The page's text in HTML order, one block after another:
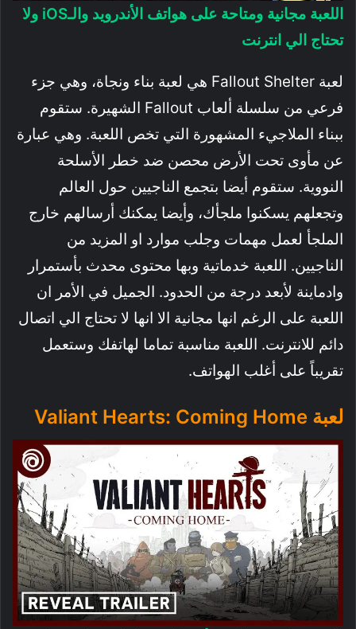
اللعبة مجانية ومتاحة على هواتف الأندرويد والـiOS ولا
تحتاج الي انترنت
لعبة Fallout Shelter هي لعبة بناء ونجاة، وهي جزء
فرعي من سلسلة ألعاب Fallout الشهيرة. ستقوم
ببناء الملاجيء المشهورة التي تخص اللعبة. وهي عبارة
عن مأوى تحت الأرض محصن ضد خطر الأسلحة
النووية. ستقوم أيضا بتجمع الناجيين حول العالم
وتجعلهم يسكنوا ملجأك، وأيضا يمكنك أرسالهم خارج
الملجأ لعمل مهمات وجلب موارد او المزيد من
الناجيين. اللعبة خدماتية وبها محتوى محدث بأستمرار
وادماينة لأبعد درجة من الحدود. الجميل في الأمر ان
اللعبة على الرغم انها مجانية الا انها لا تحتاج الي اتصال
دائم للانترنت. اللعبة مناسبة تماما لهاتفك وستعمل
تقريباً على أغلب الهواتف.
لعبة Valiant Hearts: Coming Home